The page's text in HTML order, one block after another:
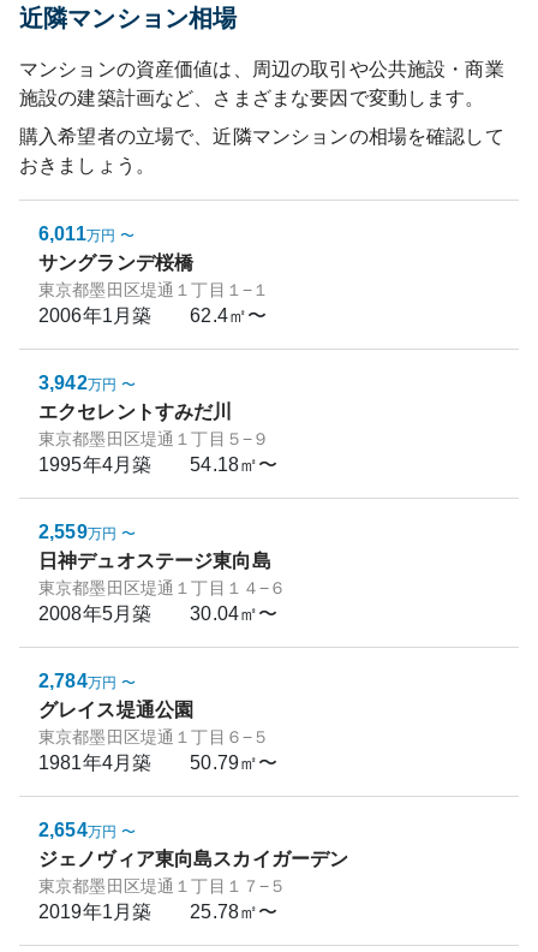
近隣マンション相場
マンションの資産価値は、周辺の取引や公共施設・商業
施設の建築計画など、さまざまな要因で変動します。
購入希望者の立場で、近隣マンションの相場を確認して
おきましょう。
6,011万円 〜
サングランデ桜橋
東京都墨田区堤通１丁目１−１
2006年1月築 62.4㎡〜
3,942万円 〜
エクセレントすみだ川
東京都墨田区堤通１丁目５−９
1995年4月築 54.18㎡〜
2,559万円 〜
日神デュオステージ東向島
東京都墨田区堤通１丁目１４−６
2008年5月築 30.04㎡〜
2,784万円 〜
グレイス堤通公園
東京都墨田区堤通１丁目６−５
1981年4月築 50.79㎡〜
2,654万円 〜
ジェノヴィア東向島スカイガーデン
東京都墨田区堤通１丁目１７−５
2019年1月築 25.78㎡〜